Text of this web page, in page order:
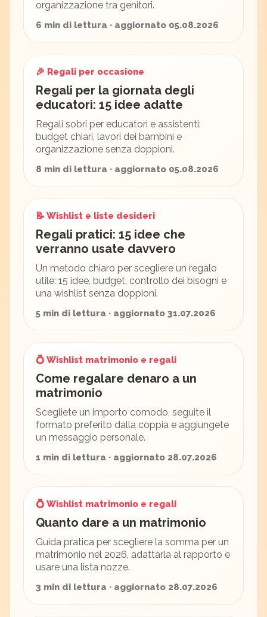
organizzazione tra genitori.
6 min di lettura · aggiornato 05.08.2026
🎉 Regali per occasione
Regali per la giornata degli
educatori: 15 idee adatte
Regali sobri per educatori e assistenti:
budget chiari, lavori dei bambini e
organizzazione senza doppioni.
8 min di lettura · aggiornato 05.08.2026
📝 Wishlist e liste desideri
Regali pratici: 15 idee che
verranno usate davvero
Un metodo chiaro per scegliere un regalo
utile: 15 idee, budget, controllo dei bisogni e
una wishlist senza doppioni.
5 min di lettura · aggiornato 31.07.2026
💍 Wishlist matrimonio e regali
Come regalare denaro a un
matrimonio
Scegliete un importo comodo, seguite il
formato preferito dalla coppia e aggiungete
un messaggio personale.
1 min di lettura · aggiornato 28.07.2026
💍 Wishlist matrimonio e regali
Quanto dare a un matrimonio
Guida pratica per scegliere la somma per un
matrimonio nel 2026, adattarla al rapporto e
usare una lista nozze.
3 min di lettura · aggiornato 28.07.2026